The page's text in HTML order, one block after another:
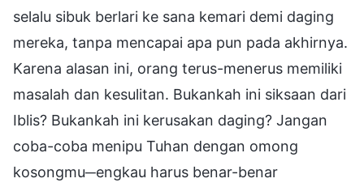
selalu sibuk berlari ke sana kemari demi daging
mereka, tanpa mencapai apa pun pada akhirnya.
Karena alasan ini, orang terus-menerus memiliki
masalah dan kesulitan. Bukankah ini siksaan dari
Iblis? Bukankah ini kerusakan daging? Jangan
coba-coba menipu Tuhan dengan omong
kosongmu─engkau harus benar-benar